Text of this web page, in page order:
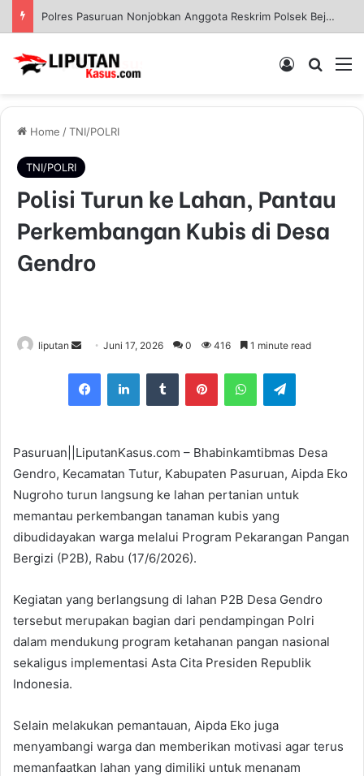
Polres Pasuruan Nonjobkan Anggota Reskrim Polsek Beji, Wujud Komitmen Transparansi Penanganan Dugaan Penganiayaan
Log In
Home /TNI/POLRI
TNI/POLRI
Polisi Turun ke Lahan, Pantau
Perkembangan Kubis di Desa
Gendro
liputan
n
d
e
m
a
i
l
Juni 17, 2026 0 416 1 minute read
Pasuruan||LiputanKasus.com – Bhabinkamtibmas Desa
Gendro, Kecamatan Tutur, Kabupaten Pasuruan, Aipda Eko
Nugroho turun langsung ke lahan pertanian untuk
memantau perkembangan tanaman kubis yang
dibudidayakan warga melalui Program Pekarangan Pangan
Bergizi (P2B), Rabu (17/6/2026).
Kegiatan yang berlangsung di lahan P2B Desa Gendro
tersebut merupakan bagian dari pendampingan Polri
dalam mendukung program ketahanan pangan nasional
sekaligus implementasi Asta Cita Presiden Republik
Indonesia.
Selain melakukan pemantauan, Aipda Eko juga
menyambangi warga dan memberikan motivasi agar terus
memanfaatkan lahan yang dimiliki untuk menanam